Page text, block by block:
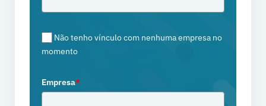
Não tenho vínculo com nenhuma empresa no
momento
Empresa*